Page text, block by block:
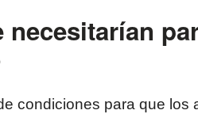
condiciones para que los